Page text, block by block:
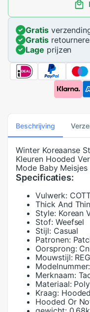
Gratis
Gratis
Lage prijzen
Beschrijving
Winter Koreaanse
Kleuren Hooded
Mode Baby
Specificaties:
Vulwerk:
Thick And
Style: Korean
Stof: Weefsel
Stijl: Casual
Patronen:
Oorsprong:
Mouwstijl:
Modelnummer:
Merknaam:
Materiaal:
Kraag: Hooded
Hooded Or